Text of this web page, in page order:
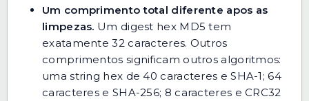
Um comprimento total diferente apos as
limpezas. Um digest hex MD5 tem
exatamente 32 caracteres. Outros
comprimentos significam outros algoritmos:
uma string hex de 40 caracteres e SHA-1; 64
caracteres e SHA-256; 8 caracteres e CRC32